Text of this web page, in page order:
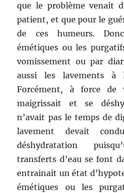
que le problème venait
patient, et que pour le
de ces humeurs.
émétiques ou les
vomissement ou par
aussi les lavements à
Forcément, à force
maigrissait et se
n’avait pas le temps de
lavement devait
déshydratation
transferts d’eau se font
entrainait un état
émétiques ou les